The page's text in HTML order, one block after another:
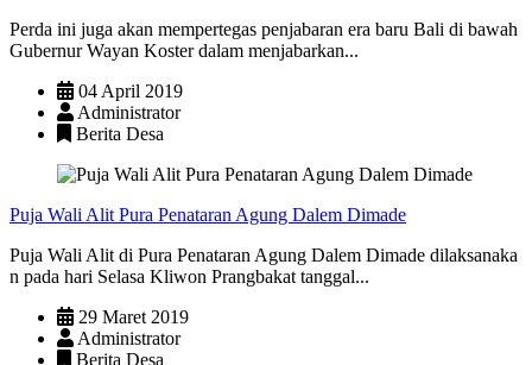
Perda ini juga akan mempertegas penjabaran era baru Bali di bawah
Gubernur Wayan Koster dalam menjabarkan...
04 April 2019
Administrator
Berita Desa
Puja Wali Alit Pura Penataran Agung Dalem Dimade
Puja Wali Alit di Pura Penataran Agung Dalem Dimade dilaksanaka
n pada hari Selasa Kliwon Prangbakat tanggal...
29 Maret 2019
Administrator
Berita Desa